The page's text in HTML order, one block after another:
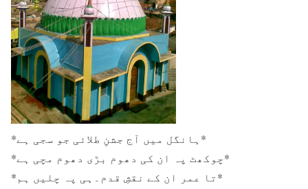
*ہانگل میں آج جشنِ طلائی جو سجی ہے*
*چوکھٹ پہ ان کی دھوم بڑی دھوم مچی ہے*
*تا عمر ان کے نقشِ قدم۔ہی پہ چلیں ہم*